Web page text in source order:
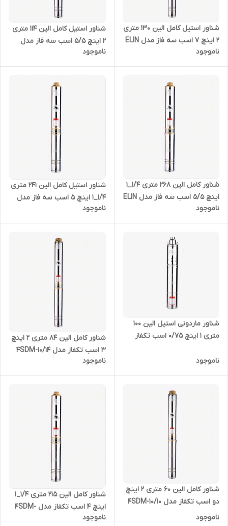
شناور استیل کامل الین 130 متری
2 اینچ 7 اسب سه فاز مدل ELIN
- 4SD-10/24
ناموجود
شناور استیل کامل الین 114 متری
2 اینچ 5/5 اسب سه فاز مدل
ELIN - 4SD-10/21
ناموجود
شناور کامل الین 268 متری 1/4_1
اینچ 5/5 اسب سه فاز مدل ELIN
- 4SDM-4/40
ناموجود
شناور استیل کامل الین 241 متری
1/4_1 اینچ 5 اسب سه فاز مدل
ELIN-4SDM-4/36
ناموجود
شناور ماردونی استیل الین 100
متری ۱ اینچ 0/75 اسب تکفاز
ناموجود
شناور کامل الین 84 متری 2 اینچ
3 اسب تکفاز مدل 4SDM-10/14
ناموجود
شناور کامل الین 60 متری 2 اینچ
دو اسب تکفاز مدل 4SDM-10/10
ناموجود
شناور کامل الین 215 متری 1/4_1
اینچ 4 اسب تکفاز مدل 4SDM-
4/32
ناموجود